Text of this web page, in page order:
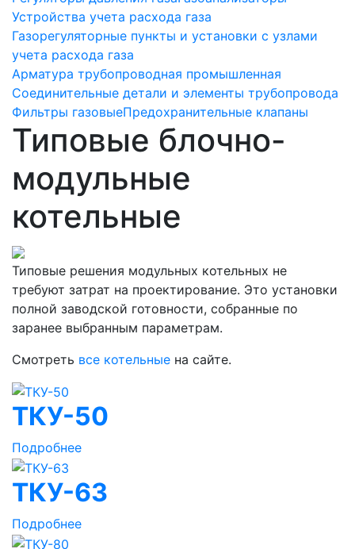
Устройства учета расхода газа
Газорегуляторные пункты и установки с узлами
учета расхода газа
Арматура трубопроводная промышленная
Соединительные детали и элементы трубопровода
Фильтры газовыеПредохранительные клапаны
Типовые блочно-
модульные
котельные
Типовые решения модульных котельных не
требуют затрат на проектирование. Это установки
полной заводской готовности, собранные по
заранее выбранным параметрам.
Смотреть все котельные на сайте.
ТКУ-50
Подробнее
ТКУ-63
Подробнее